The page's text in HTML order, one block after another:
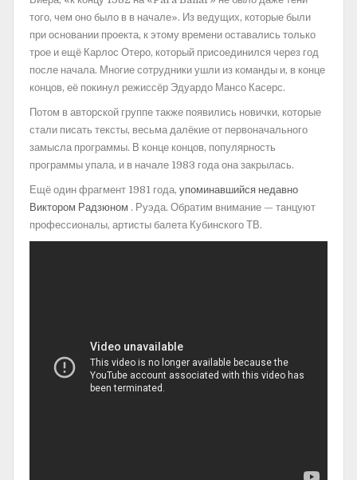
того, чем оно было в в начале». Из ведущих, которые были
при основании проекта, к этому времени оставались только
трое и ещё Карлос Отеро, который присоединился через год
после начала. Многие сотрудники ушли из команды и, в конце
концов, её покинул режиссёр Эдуардо Мансо Касерс.
Потом в авторской группе также появились новички, которые
стали писать тексты, весьма далёкие от первоначального
замысла программы. В конце концов, популярность
программы упала, и в начале 1983 года она закрылась.
Ещё один фрагмент 1981 года, упоминавшийся недавно
Виктором Радзюном . Руэда. Обратим внимание — танцуют
профессионалы, артисты балета Кубинского ТВ.